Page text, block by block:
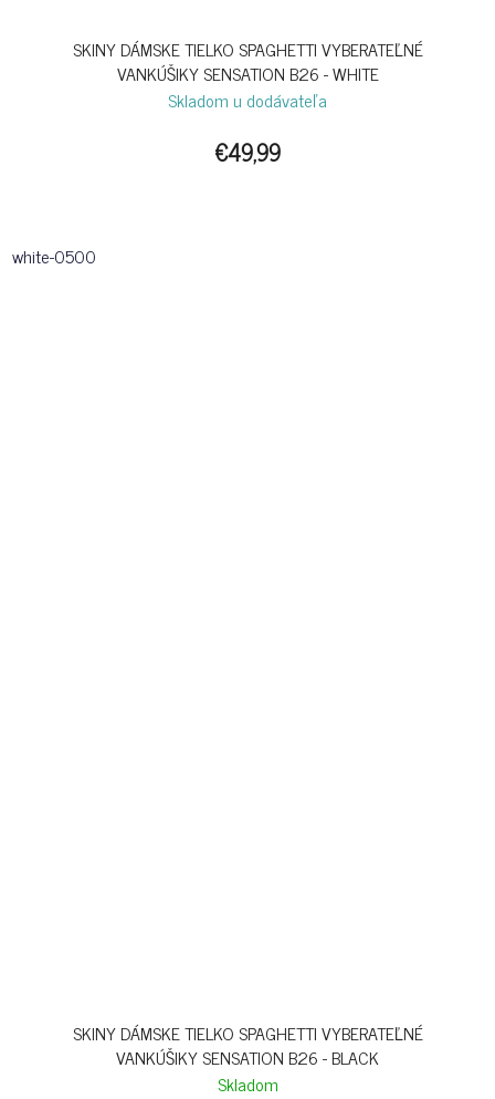
SKINY DÁMSKE TIELKO SPAGHETTI VYBERATEĽNÉ
VANKÚŠIKY SENSATION B26 - WHITE
Skladom u dodávateľa
€49,99
white-0500
SKINY DÁMSKE TIELKO SPAGHETTI VYBERATEĽNÉ
VANKÚŠIKY SENSATION B26 - BLACK
Skladom